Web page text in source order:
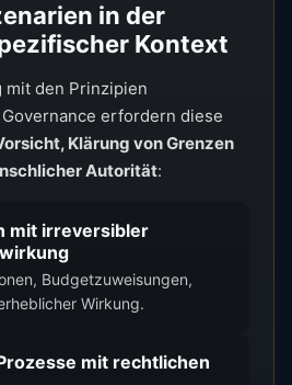
in der
Kontext
mit den Prinzipien
erfordern diese
Klärung von Grenzen
Autorität:
mit irreversibler
Budgetzuweisungen,
Wirkung.
mit rechtlichen